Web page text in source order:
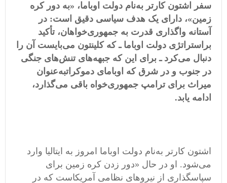
سفر اشتون کارتر بهنام دولت اوباما، «به دور کره
زمین»، دارای یک هدف سیاسی دقیق است: در
آستانه واگذاری قدرت به جمهوریخواهان، تأکید
براستراتژی دولت اوباما ـ که کلینتون میبایست آن را
دنبال میکرد ـ برای این که جبهههای تنشهای جنگی
در جنوب و در شرق که اوبامای دموکراتبهعنوان
میراث برای ترامپ جمهوریخواه باقی میگذارد،
ادامه یابد.
اشتون کارتر بهنام دولت اوباما امروز به ایتالیا وارد
میشود. او در حال «دور زدن کره زمین برای
سپاسگذاری از نیروهای نظامی آمریکاست که در